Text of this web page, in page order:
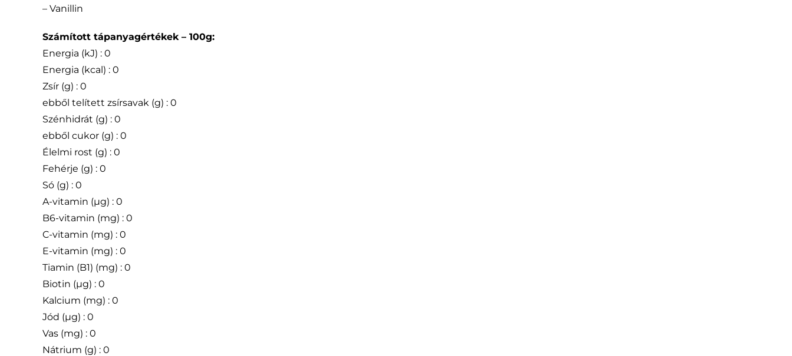
– Vanillin
Számított tápanyagértékek – 100g:
Energia (kJ) : 0
Energia (kcal) : 0
Zsír (g) : 0
ebből telített zsírsavak (g) : 0
Szénhidrát (g) : 0
ebből cukor (g) : 0
Élelmi rost (g) : 0
Fehérje (g) : 0
Só (g) : 0
A-vitamin (µg) : 0
B6-vitamin (mg) : 0
C-vitamin (mg) : 0
E-vitamin (mg) : 0
Tiamin (B1) (mg) : 0
Biotin (µg) : 0
Kalcium (mg) : 0
Jód (µg) : 0
Vas (mg) : 0
Nátrium (g) : 0